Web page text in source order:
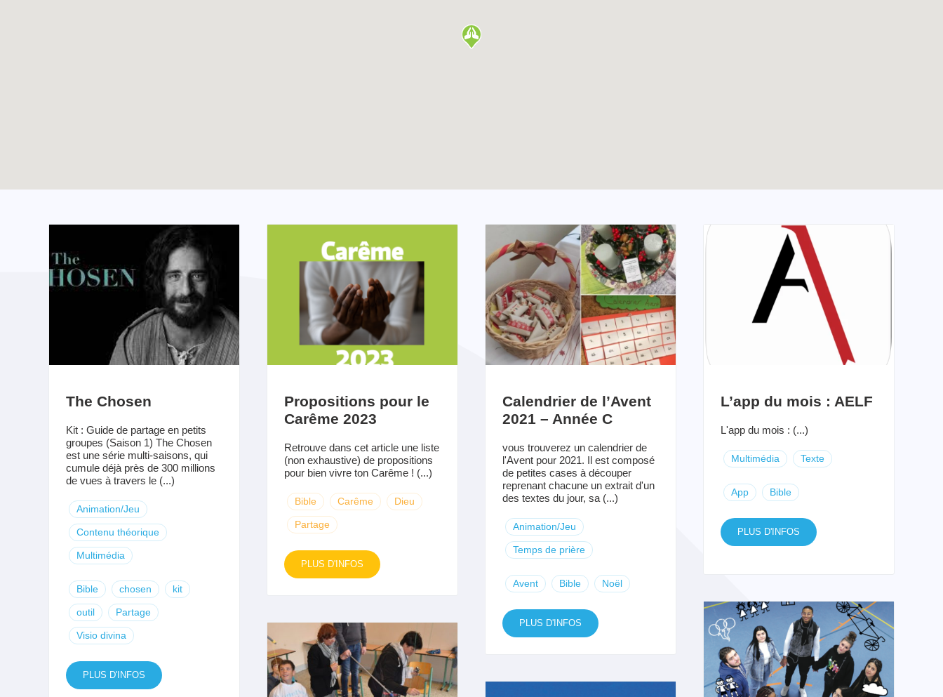
The Chosen
Kit : Guide de partage en petits
groupes (Saison 1) The Chosen
est une série multi-saisons, qui
cumule déjà près de 300 millions
de vues à travers le (...)
Animation/Jeu
Contenu théorique
Multimédia
Bible chosen kit
outil Partage
Visio divina
PLUS D'INFOS
Propositions pour le
Carême 2023
Retrouve dans cet article une liste
(non exhaustive) de propositions
pour bien vivre ton Carême ! (...)
Bible Carême Dieu
Partage
PLUS D'INFOS
Calendrier de l’Avent
2021 – Année C
vous trouverez un calendrier de
l'Avent pour 2021. Il est composé
de petites cases à découper
reprenant chacune un extrait d'un
des textes du jour, sa (...)
Animation/Jeu
Temps de prière
Avent Bible Noël
PLUS D'INFOS
L’app du mois : AELF
L'app du mois : (...)
Multimédia Texte
App Bible
PLUS D'INFOS